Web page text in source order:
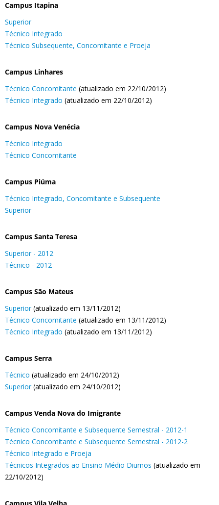
Campus Itapina
Superior
Técnico Integrado
Técnico Subsequente, Concomitante e Proeja
Campus Linhares
Técnico Concomitante (atualizado em 22/10/2012)
Técnico Integrado (atualizado em 22/10/2012)
Campus Nova Venécia
Técnico Integrado
Técnico Concomitante
Campus Piúma
Técnico Integrado, Concomitante e Subsequente
Superior
Campus Santa Teresa
Superior - 2012
Técnico - 2012
Campus São Mateus
Superior(atualizado em 13/11/2012)
Técnico Concomitante (atualizado em 13/11/2012)
Técnico Integrado (atualizado em 13/11/2012)
Campus Serra
Técnico (atualizado em 24/10/2012)
Superior(atualizado em 24/10/2012)
Campus Venda Nova do Imigrante
Técnico Concomitante e Subsequente Semestral - 2012-1
Técnico Concomitante e Subsequente Semestral - 2012-2
Técnico Integrado e Proeja
Técnicos Integrados ao Ensino Médio Diurnos (atualizado em
22/10/2012)